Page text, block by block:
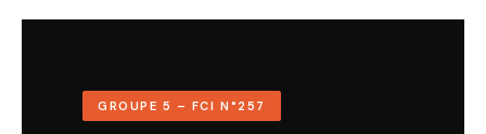
GROUPE 5 – FCI N°257